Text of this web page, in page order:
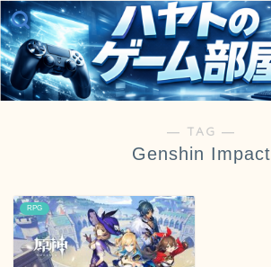
― TAG ―
Genshin Impact
RPG